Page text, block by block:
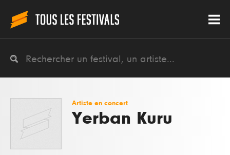
Artiste en concert
Yerban Kuru